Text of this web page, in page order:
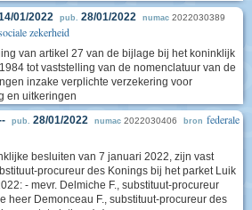
01/2022 pub. 28/01/2022 numac 2022030389
zekerheid
van artikel 27 van de bijlage bij het koninklijk
tot vaststelling van de nomenclatuur van de
inzake verplichte verzekering voor
en uitkeringen
pub. 28/01/2022 numac 2022030406 bron federale
besluiten van 7 januari 2022, zijn vast
procureur des Konings bij het parket Luik
- mevr. Delmiche F., substituut-procureur
heer Demonceau F., substituut-procureur des